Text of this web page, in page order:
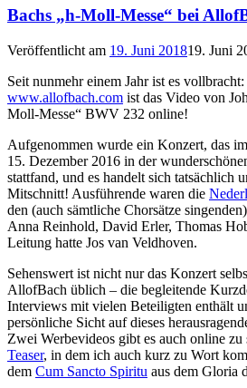
Bachs „h-Moll-Messe“ bei
Veröffentlicht am 19. Juni 201819. Juni
Seit nunmehr einem Jahr ist es
www.allofbach.com ist das Video von
Moll-Messe“ BWV 232 online!
Aufgenommen wurde ein Konzert, das
15. Dezember 2016 in der
stattfand, und es handelt sich tatsächlich
Mitschnitt! Ausführende waren die
den (auch sämtliche Chorsätze
Anna Reinhold, David Erler, Thomas
Leitung hatte Jos van Veldhoven.
Sehenswert ist nicht nur das Konzert
AllofBach üblich – die begleitende
Interviews mit vielen Beteiligten enthält
persönliche Sicht auf dieses
Zwei Werbevideos gibt es auch online zu
Teaser, in dem ich auch kurz zu Wort
dem Cum Sancto Spiritu aus dem Gloria